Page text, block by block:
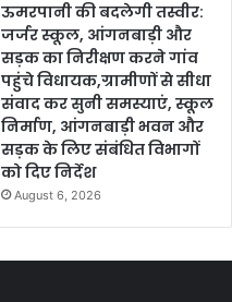
ऊमरपानी की बदलेगी तस्वीर:
जर्जर स्कूल, आंगनबाड़ी और
सड़क का निरीक्षण करने गांव
पहुंचे विधायक,ग्रामीणों से सीधा
संवाद कर सुनी समस्याएं, स्कूल
निर्माण, आंगनबाड़ी भवन और
सड़क के लिए संबंधित विभागों
को दिए निर्देश
August 6, 2026